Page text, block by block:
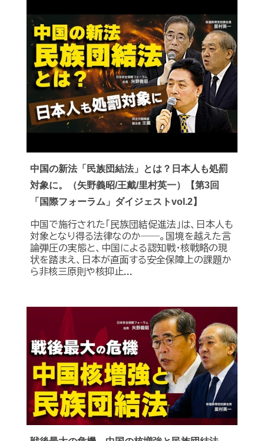
中国の新法「民族団結法」とは？日本人も処罰
対象に。（矢野義昭/王戴/里村英一）【第3回
「国際フォーラム」ダイジェストvol.2】
中国で施行された「民族団結促進法」は、日本人も
対象となり得る法律なのか――。国境を越えた言
論弾圧の実態と、中国による認知戦・核戦略の現
状を踏まえ、日本が直面する安全保障上の課題か
ら非核三原則や核抑止...